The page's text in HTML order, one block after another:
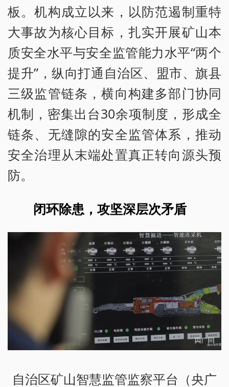
板。机构成立以来，以防范遏制重特
大事故为核心目标，扎实开展矿山本
质安全水平与安全监管能力水平“两个
提升”，纵向打通自治区、盟市、旗县
三级监管链条，横向构建多部门协同
机制，密集出台30余项制度，形成全
链条、无缝隙的安全监管体系，推动
安全治理从末端处置真正转向源头预
防。
闭环除患，攻坚深层次矛盾
自治区矿山智慧监管监察平台（央广